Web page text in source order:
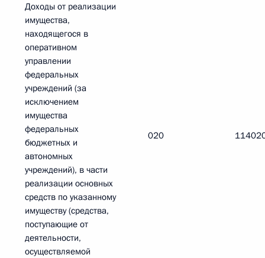
Доходы от реализации
имущества,
находящегося в
оперативном
управлении
федеральных
учреждений (за
исключением
имущества
федеральных
бюджетных и
автономных
учреждений), в части
реализации основных
средств по указанному
имуществу (средства,
поступающие от
деятельности,
осуществляемой
020